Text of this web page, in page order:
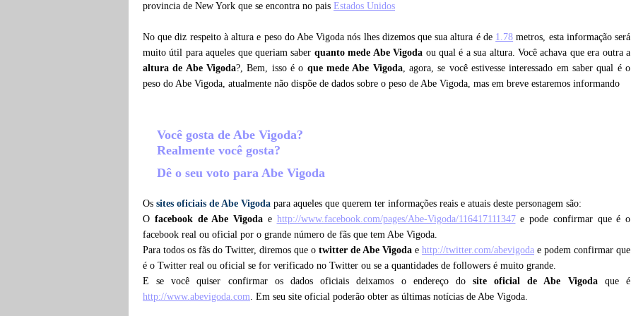
provincia de New York que se encontra no pais Estados Unidos
No que diz respeito à altura e peso do Abe Vigoda nós lhes dizemos que sua altura é de 1.78 metros, esta informação será
muito útil para aqueles que queriam saber quanto mede Abe Vigoda ou qual é a sua altura. Você achava que era outra a
altura de Abe Vigoda?, Bem, isso é o que mede Abe Vigoda, agora, se você estivesse interessado em saber qual é o
peso do Abe Vigoda, atualmente não dispõe de dados sobre o peso de Abe Vigoda, mas em breve estaremos informando
Você gosta de Abe Vigoda?
Realmente você gosta?
Dê o seu voto para Abe Vigoda
Os sites oficiais de Abe Vigoda para aqueles que querem ter informações reais e atuais deste personagem são:
O facebook de Abe Vigoda e http://www.facebook.com/pages/Abe-Vigoda/116417111347e pode confirmar que é o
facebook real ou oficial por o grande número de fãs que tem Abe Vigoda.
Para todos os fãs do Twitter, diremos que o twitter de Abe Vigoda e http://twitter.com/abevigoda e podem confirmar que
é o Twitter real ou oficial se for verificado no Twitter ou se a quantidades de followers é muito grande.
E se você quiser confirmar os dados oficiais deixamos o endereço do site oficial de Abe Vigodaque é
http://www.abevigoda.com. Em seu site oficial poderão obter as últimas notícias de Abe Vigoda.